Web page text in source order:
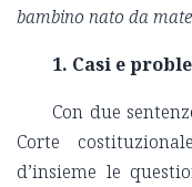
bambino nato da
1. Casi e
Con due
Corte
d’insieme le